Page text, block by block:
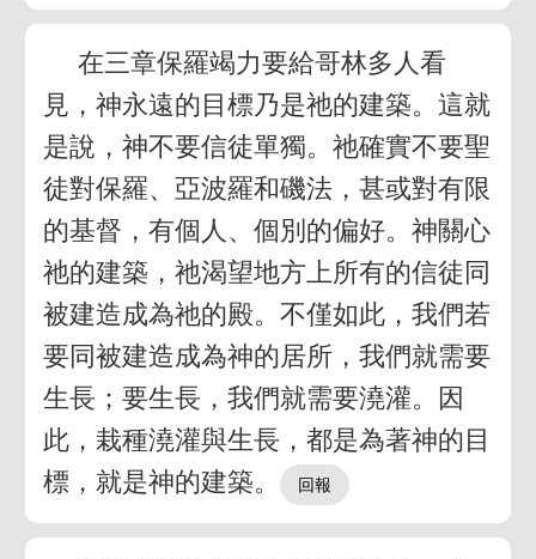
在三章保羅竭力要給哥林多人看
見，神永遠的目標乃是祂的建築。這就
是說，神不要信徒單獨。祂確實不要聖
徒對保羅、亞波羅和磯法，甚或對有限
的基督，有個人、個別的偏好。神關心
祂的建築，祂渴望地方上所有的信徒同
被建造成為祂的殿。不僅如此，我們若
要同被建造成為神的居所，我們就需要
生長；要生長，我們就需要澆灌。因
此，栽種澆灌與生長，都是為著神的目
標，就是神的建築。